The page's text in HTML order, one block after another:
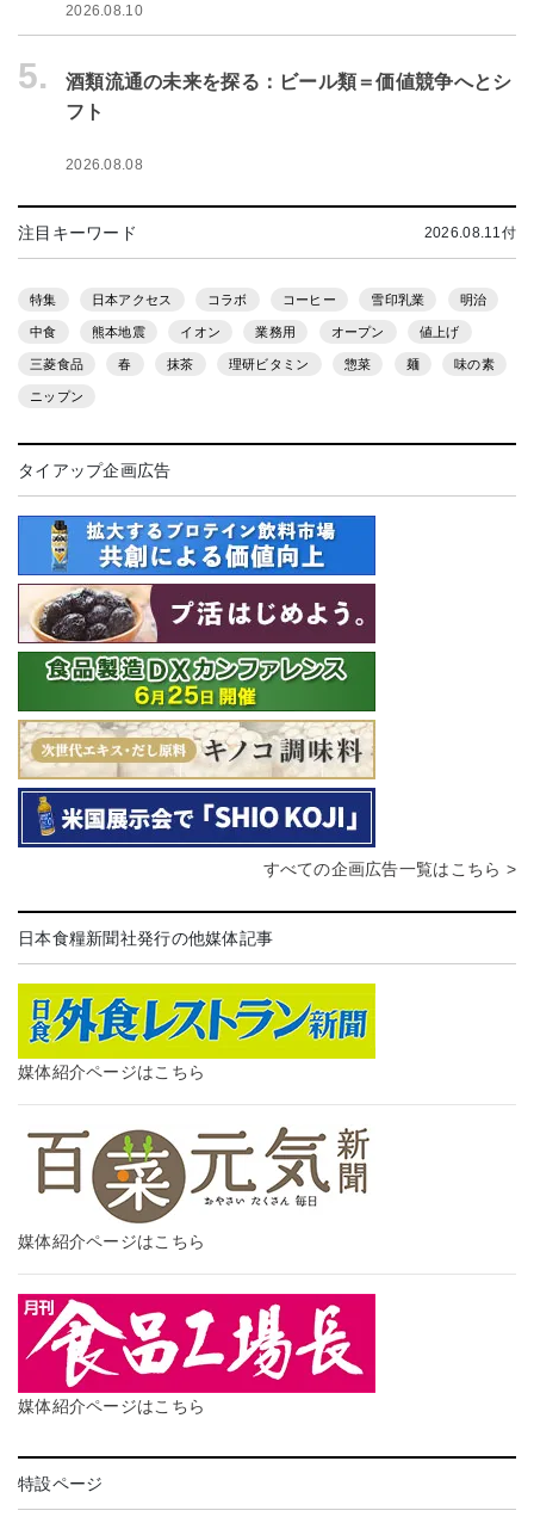
2026.08.10
5.
酒類流通の未来を探る：ビール類＝価値競争へとシ
フト
2026.08.08
注目キーワード 2026.08.11付
特集 日本アクセス コラボ コーヒー 雪印乳業 明治
中食 熊本地震 イオン 業務用 オープン 値上げ
三菱食品 春 抹茶 理研ビタミン 惣菜 麺 味の素
ニップン
タイアップ企画広告
すべての企画広告一覧はこちら >
日本食糧新聞社発行の他媒体記事
媒体紹介ページはこちら
媒体紹介ページはこちら
媒体紹介ページはこちら
特設ページ